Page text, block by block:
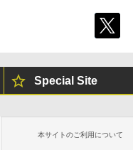
Special Site
本サイトのご利用について